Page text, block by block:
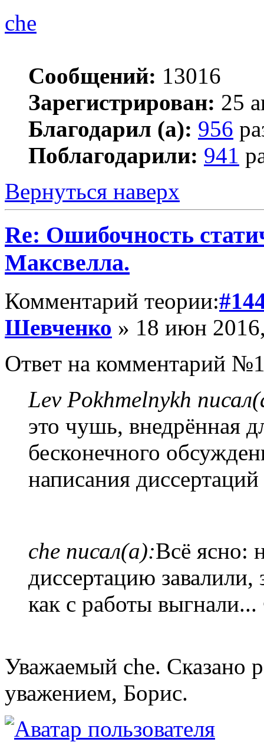
che
Сообщений: 13016
Зарегистрирован: 25
Благодарил (а): 956
Поблагодарили: 941
Вернуться наверх
Re: Ошибочность
Максвелла.
Комментарий теории:
Шевченко » 18 июн
Ответ на комментарий
Lev Pokhmelnykh
это чушь, внедрённая
бесконечного
написания
che писал(а):Всё ясно:
диссертацию завалили,
как с работы
Уважаемый che. Сказано
уважением, Борис.